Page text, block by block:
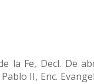
la Fe, Decl. De
II, Enc.